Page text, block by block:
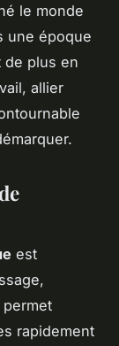
le monde
une époque
de plus en
allier
est
rapidement